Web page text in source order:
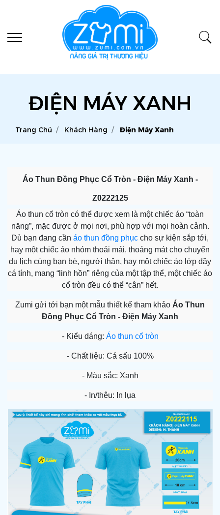
ĐIỆN MÁY XANH
Trang Chủ Khách Hàng Điện Máy Xanh
Áo Thun Đồng Phục Cổ Tròn - Điện Máy Xanh -
Z0222125
Áo thun cổ tròn có thể được xem là một chiếc áo “toàn
năng”, mặc được ở mọi nơi, phù hợp với mọi hoàn cảnh.
Dù bạn đang cần áo thun đồng phục cho sự kiện sắp tới,
hay một chiếc áo nhóm thoải mái, thoáng mát cho chuyến
du lịch cùng bạn bè, người thân, hay một chiếc áo lớp đầy
cá tính, mang “linh hồn” riêng của một tập thể, một chiếc áo
cổ tròn đều có thể “cân” hết.
Zumi gửi tới bạn một mẫu thiết kế tham khảo Áo Thun
Đồng Phục Cổ Tròn - Điện Máy Xanh
- Kiểu dáng: Áo thun cổ tròn
- Chất liệu: Cá sấu 100%
- Màu sắc: Xanh
- In/thêu: In lụa